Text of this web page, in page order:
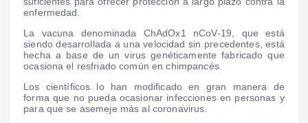
enfermedad.
La vacuna denominada ChAdOx1 nCoV-19, que está
siendo desarrollada a una velocidad sin precedentes, está
hecha a base de un virus genéticamente fabricado que
ocasiona el resfriado común en chimpancés.
Los científicos lo han modificado en gran manera de
forma que no pueda ocasionar infecciones en personas y
para que se asemeje más al coronavirus.